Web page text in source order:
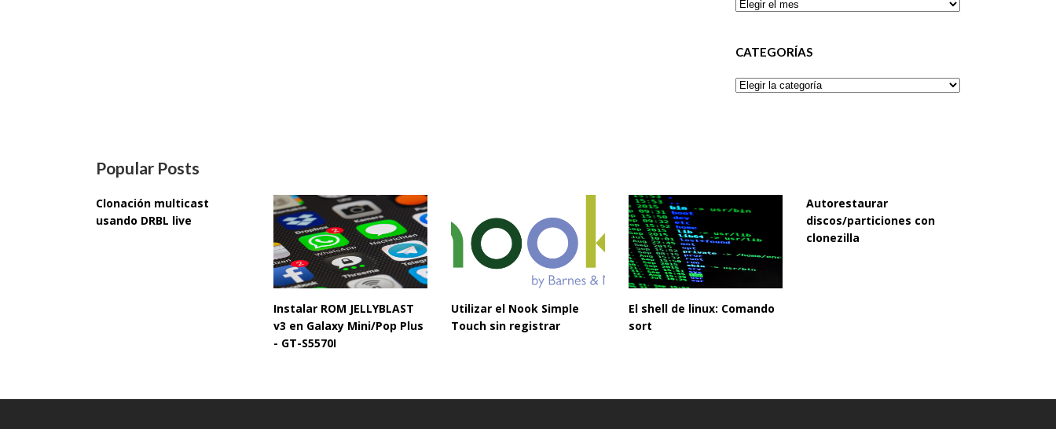
CATEGORÍAS
Categorías
Popular Posts
Clonación multicast
usando DRBL live
Instalar ROM JELLYBLAST
v3 en Galaxy Mini/Pop Plus
- GT-S5570I
Utilizar el Nook Simple
Touch sin registrar
El shell de linux: Comando
sort
Autorestaurar
discos/particiones con
clonezilla